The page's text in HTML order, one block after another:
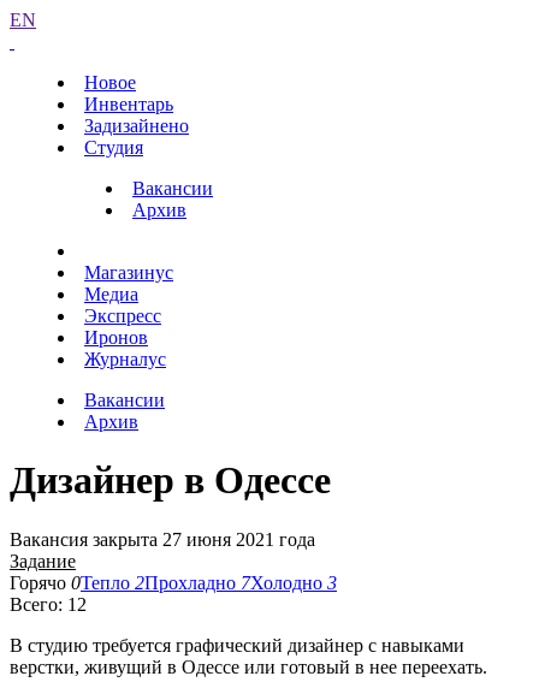
EN
Новое
Инвентарь
Задизайнено
Студия
Вакансии
Архив
Магазинус
Медиа
Экспресс
Иронов
Журналус
Вакансии
Архив
Дизайнер в Одессе
Вакансия закрыта 27 июня 2021 года
Задание
Горячо 0Тепло 2Прохладно 7Холодно 3
Всего: 12
В студию требуется графический дизайнер с навыками
верстки, живущий в Одессе или готовый в нее переехать.